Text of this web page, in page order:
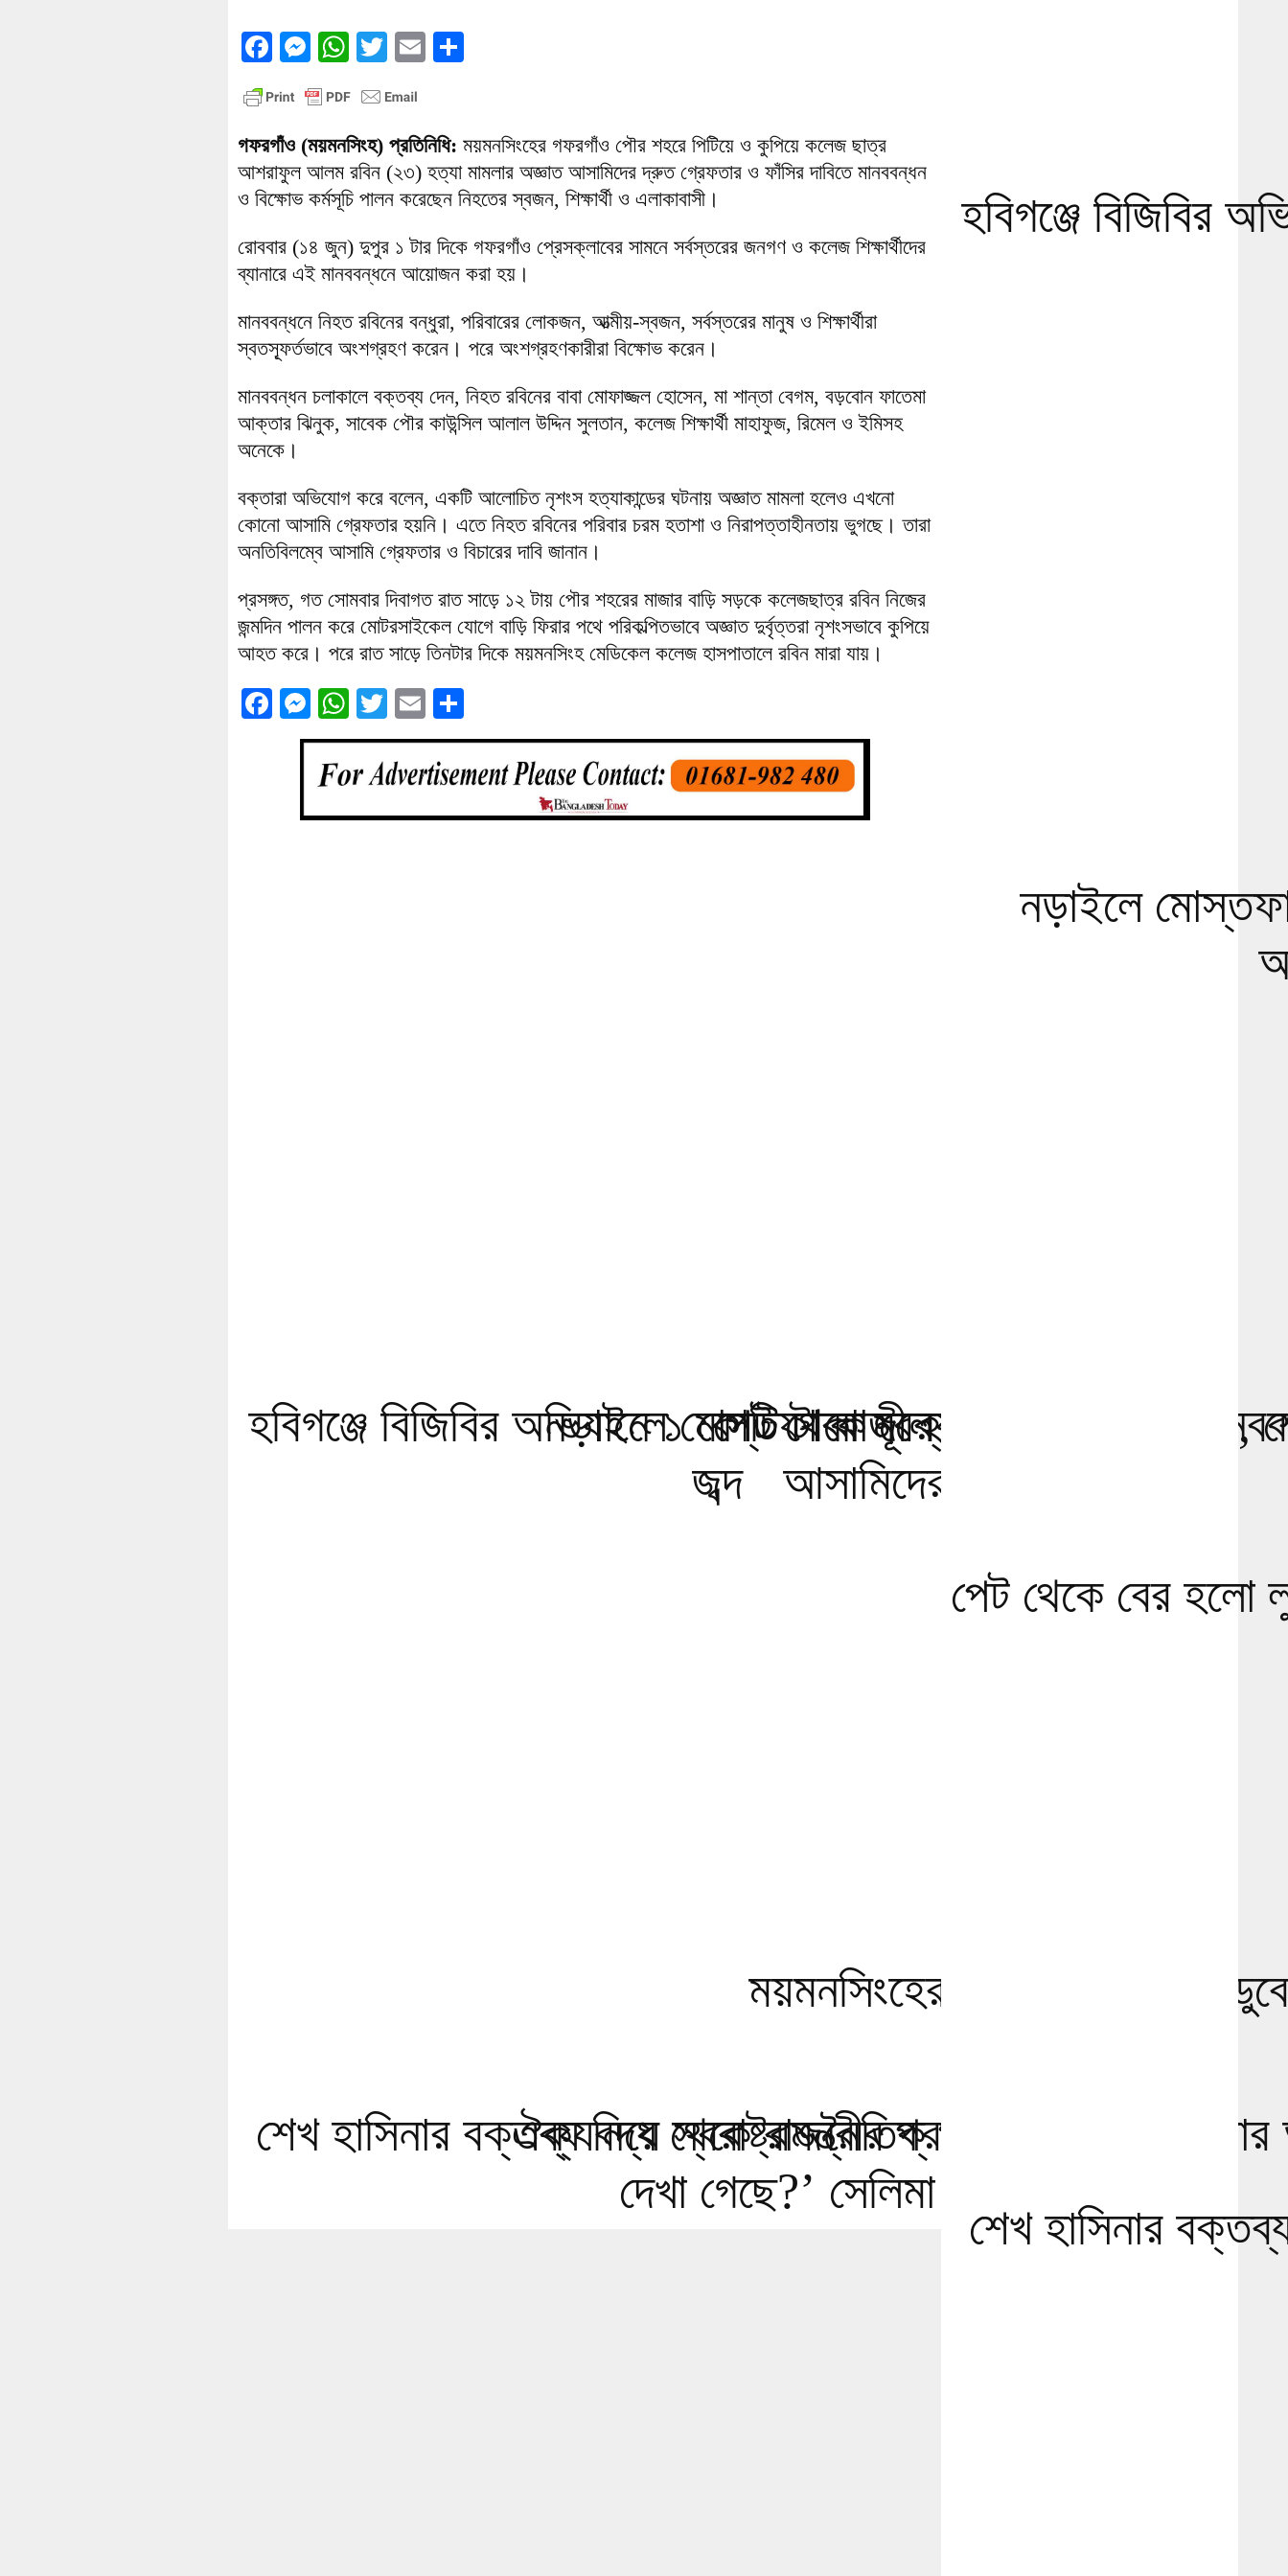
Facebook
Messenger
WhatsApp
TwitterEmail
গফরগাঁও (ময়মনসিংহ) প্রতিনিধি: ময়মনসিংহের গফরগাঁও পৌর শহরে পিটিয়ে ও কুপিয়ে কলেজ ছাত্র
আশরাফুল আলম রবিন (২৩) হত্যা মামলার অজ্ঞাত আসামিদের দ্রুত গ্রেফতার ও ফাঁসির দাবিতে মানববন্ধন
ও বিক্ষোভ কর্মসূচি পালন করেছেন নিহতের স্বজন, শিক্ষার্থী ও এলাকাবাসী।
রোববার (১৪ জুন) দুপুর ১ টার দিকে গফরগাঁও প্রেসক্লাবের সামনে সর্বস্তরের জনগণ ও কলেজ শিক্ষার্থীদের
ব্যানারে এই মানববন্ধনে আয়োজন করা হয়।
মানববন্ধনে নিহত রবিনের বন্ধুরা, পরিবারের লোকজন, আত্মীয়-স্বজন, সর্বস্তরের মানুষ ও শিক্ষার্থীরা
স্বতস্ফূর্তভাবে অংশগ্রহণ করেন। পরে অংশগ্রহণকারীরা বিক্ষোভ করেন।
মানববন্ধন চলাকালে বক্তব্য দেন, নিহত রবিনের বাবা মোফাজ্জল হোসেন, মা শান্তা বেগম, বড়বোন ফাতেমা
আক্তার ঝিনুক, সাবেক পৌর কাউন্সিল আলাল উদ্দিন সুলতান, কলেজ শিক্ষার্থী মাহাফুজ, রিমেল ও ইমিসহ
অনেকে।
বক্তারা অভিযোগ করে বলেন, একটি আলোচিত নৃশংস হত্যাকান্ডের ঘটনায় অজ্ঞাত মামলা হলেও এখনো
কোনো আসামি গ্রেফতার হয়নি। এতে নিহত রবিনের পরিবার চরম হতাশা ও নিরাপত্তাহীনতায় ভুগছে। তারা
অনতিবিলম্বে আসামি গ্রেফতার ও বিচারের দাবি জানান।
প্রসঙ্গত, গত সোমবার দিবাগত রাত সাড়ে ১২ টায় পৌর শহরের মাজার বাড়ি সড়কে কলেজছাত্র রবিন নিজের
জন্মদিন পালন করে মোটরসাইকেল যোগে বাড়ি ফিরার পথে পরিকল্পিতভাবে অজ্ঞাত দুর্বৃত্তরা নৃশংসভাবে কুপিয়ে
আহত করে। পরে রাত সাড়ে তিনটার দিকে ময়মনসিংহ মেডিকেল কলেজ হাসপাতালে রবিন মারা যায়।
Facebook
Messenger
WhatsApp
TwitterEmail
হবিগঞ্জে বিজিবির অভিযানে ১ কোটি টাকা মূল্যের ভারতীয় পণ্য
জব্দ
নড়াইলে মোস্তফা কাজী হত্যার প্রতিবাদে
আসামিদের ফাঁসির দাবি
পেট থেকে বের হলো লুকানো ইয়াবা,
শেখ হাসিনার বক্তব্য নিয়ে স্বরাষ্ট্রমন্ত্রীর প্রশ্ন: ‘চেহারা কি
দেখা গেছে?’
ঐক্যবদ্ধ থেকে রাজনৈতিক পরিস্থিতি
সেলিমা রহমানের
ময়মনসিংহের গৌরীপুরে পানিতে
হবিগঞ্জে বিজিবির
নড়াইলে
পেট থেকে বের হলো
শেখ হাসিনার